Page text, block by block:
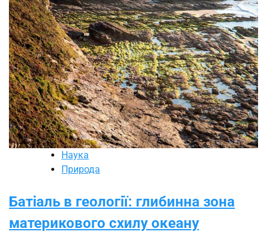
Наука
Природа
Батіаль в геології: глибинна зона
материкового схилу океану